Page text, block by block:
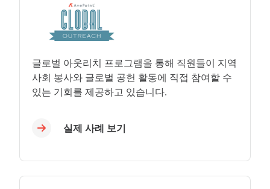
글로벌 아웃리치 프로그램을 통해 직원들이 지역
사회 봉사와 글로벌 공헌 활동에 직접 참여할 수
있는 기회를 제공하고 있습니다.
실제 사례 보기